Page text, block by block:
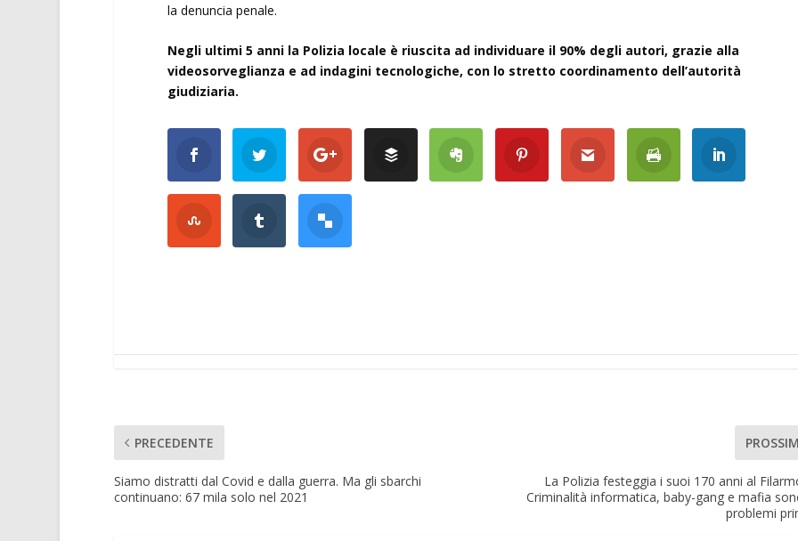
la denuncia penale.
Negli ultimi 5 anni la Polizia locale è riuscita ad individuare il 90% degli autori, grazie alla
videosorveglianza e ad indagini tecnologiche, con lo stretto coordinamento dell’autorità
giudiziaria.
PRECEDENTE
Siamo distratti dal Covid e dalla guerra. Ma gli sbarchi
continuano: 67 mila solo nel 2021
La Polizia festeggia i suoi 170 anni al
Criminalità informatica, baby-gang e mafia
problemi